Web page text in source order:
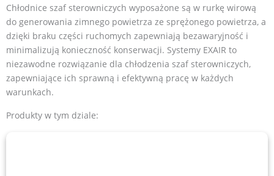
Chłodnice szaf sterowniczych wyposażone są w rurkę wirową
do generowania zimnego powietrza ze sprężonego powietrza, a
dzięki braku części ruchomych zapewniają bezawaryjność i
minimalizują konieczność konserwacji. Systemy EXAIR to
niezawodne rozwiązanie dla chłodzenia szaf sterowniczych,
zapewniające ich sprawną i efektywną pracę w każdych
warunkach.
Produkty w tym dziale: